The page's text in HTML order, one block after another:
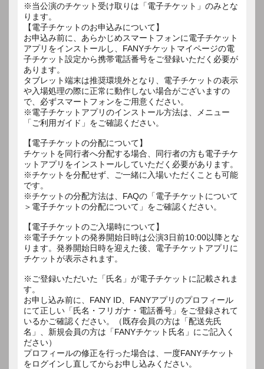
※当公演のチケット受け取りは「電子チケット」のみとな
ります。
【電子チケットのお申込みについて】
お申込み前に、あらかじめスマートフォンに電子チケット
アプリをインストールし、FANYチケットマイページの電
子チケット設定から携帯電話番号をご登録いただく必要が
あります。
タブレット端末は推奨環境外となり、電子チケットの表示
や入場処理の際に正常に動作しない場合がございますの
で、必ずスマートフォンをご用意ください。
※電子チケットアプリのインストール方法は、メニュー
「ご利用ガイド」をご確認ください。
【電子チケットの分配について】
チケットを同行者へ分配する場合、同行者の方も電子チケ
ットアプリをインストールしていただく必要があります。
※チケットを分配せず、ご一緒に入場いただくことも可能
です。
※チケットの分配方法は、FAQの「電子チケットについて
＞電子チケットの分配について」をご確認ください。
【電子チケットのご入場時について】
※電子チケットの発券開始日時は公演3日前10:00以降とな
ります。発券開始日時を迎えた後、電子チケットアプリに
チケットが表示されます。
※ご登録いただいた「氏名」が電子チケットに記載されま
す。
お申し込み前に、FANY ID、FANYアプリのプロフィール
にて正しい「氏名・フリガナ・電話番号」をご登録されて
いるかご確認ください。（既存会員の方は「配送先氏
名」、新規会員の方は「FANYチケット氏名」にご記入く
ださい）
プロフィールの修正を行った場合は、一度FANYチケット
をログインし直してからお申し込みください。